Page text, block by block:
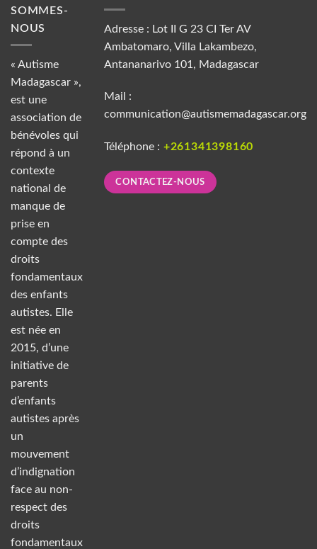
SOMMES-
NOUS
« Autisme
Madagascar »,
est une
association de
bénévoles qui
répond à un
contexte
national de
manque de
prise en
compte des
droits
fondamentaux
des enfants
autistes. Elle
est née en
2015, d’une
initiative de
parents
d’enfants
autistes après
un
mouvement
d’indignation
face au non-
respect des
droits
fondamentaux
Adresse : Lot II G 23 CI Ter AV
Ambatomaro, Villa Lakambezo,
Antananarivo 101, Madagascar
Mail :
communication@autismemadagascar.org
Téléphone : +261341398160
CONTACTEZ-NOUS